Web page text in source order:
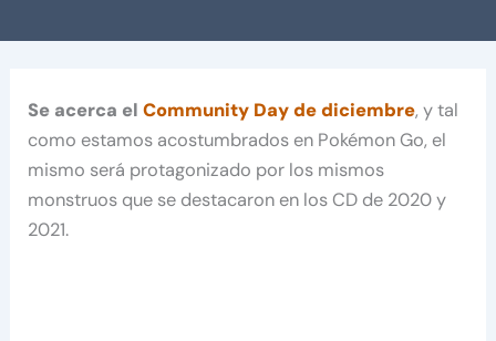
Se acerca elCommunity Day de diciembre, y tal
como estamos acostumbrados en Pokémon Go, el
mismo será protagonizado por los mismos
monstruos que se destacaron en los CD de 2020 y
2021.